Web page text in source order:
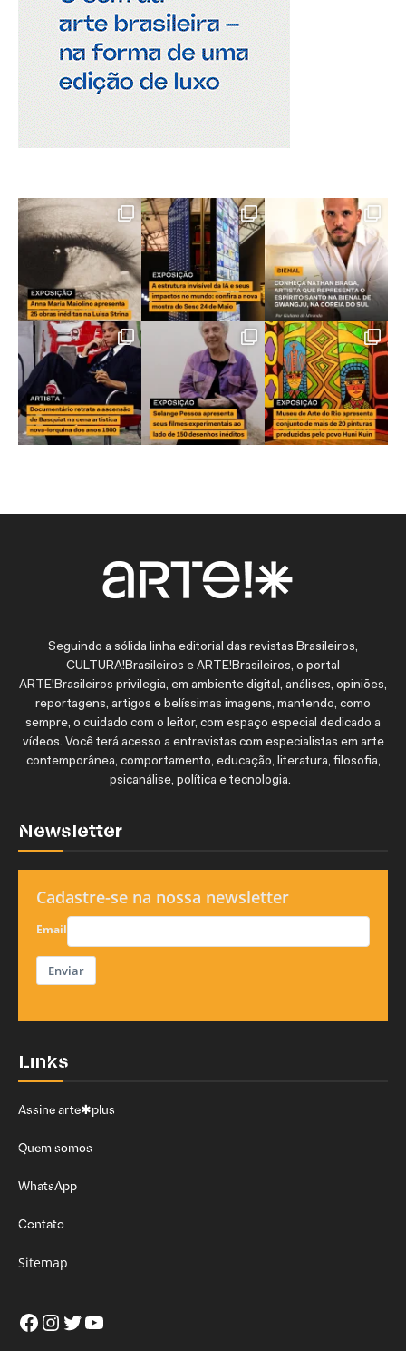
Seguindo a sólida linha editorial das revistas Brasileiros,
CULTURA!Brasileiros e ARTE!Brasileiros, o portal
ARTE!Brasileiros privilegia, em ambiente digital, análises, opiniões,
reportagens, artigos e belíssimas imagens, mantendo, como
sempre, o cuidado com o leitor, com espaço especial dedicado a
vídeos. Você terá acesso a entrevistas com especialistas em arte
contemporânea, comportamento, educação, literatura, filosofia,
psicanálise, política e tecnologia.
Newsletter
Cadastre-se na nossa newsletter
Email
Enviar
Links
Assine arte✱plus
Quem somos
WhatsApp
Contato
Sitemap
Facebook
Instagram
Twitter
Youtube